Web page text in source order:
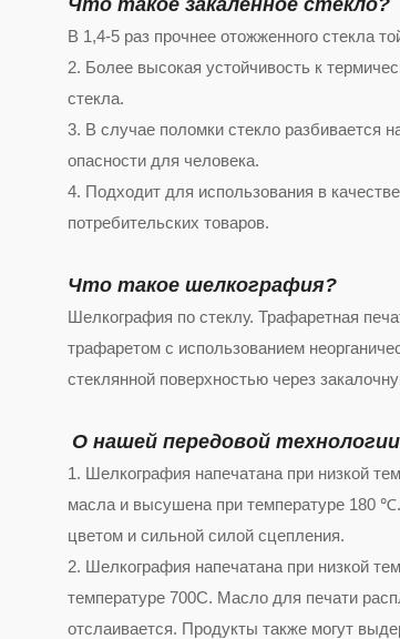
В 1,4-5 раз прочнее отожженного стекла
2. Более высокая устойчивость к
стекла.
3. В случае поломки стекло
опасности для человека.
4. Подходит для использования в
потребительских товаров.
Что такое шелкография?
Шелкография по стеклу. Трафаретная
трафаретом с использованием
стеклянной поверхностью через
О нашей передовой
1. Шелкография напечатана при низкой
масла и высушена при температуре 180
цветом и сильной силой сцепления.
2. Шелкография напечатана при низкой
температуре 700C. Масло для печати
отслаивается. Продукты также могут